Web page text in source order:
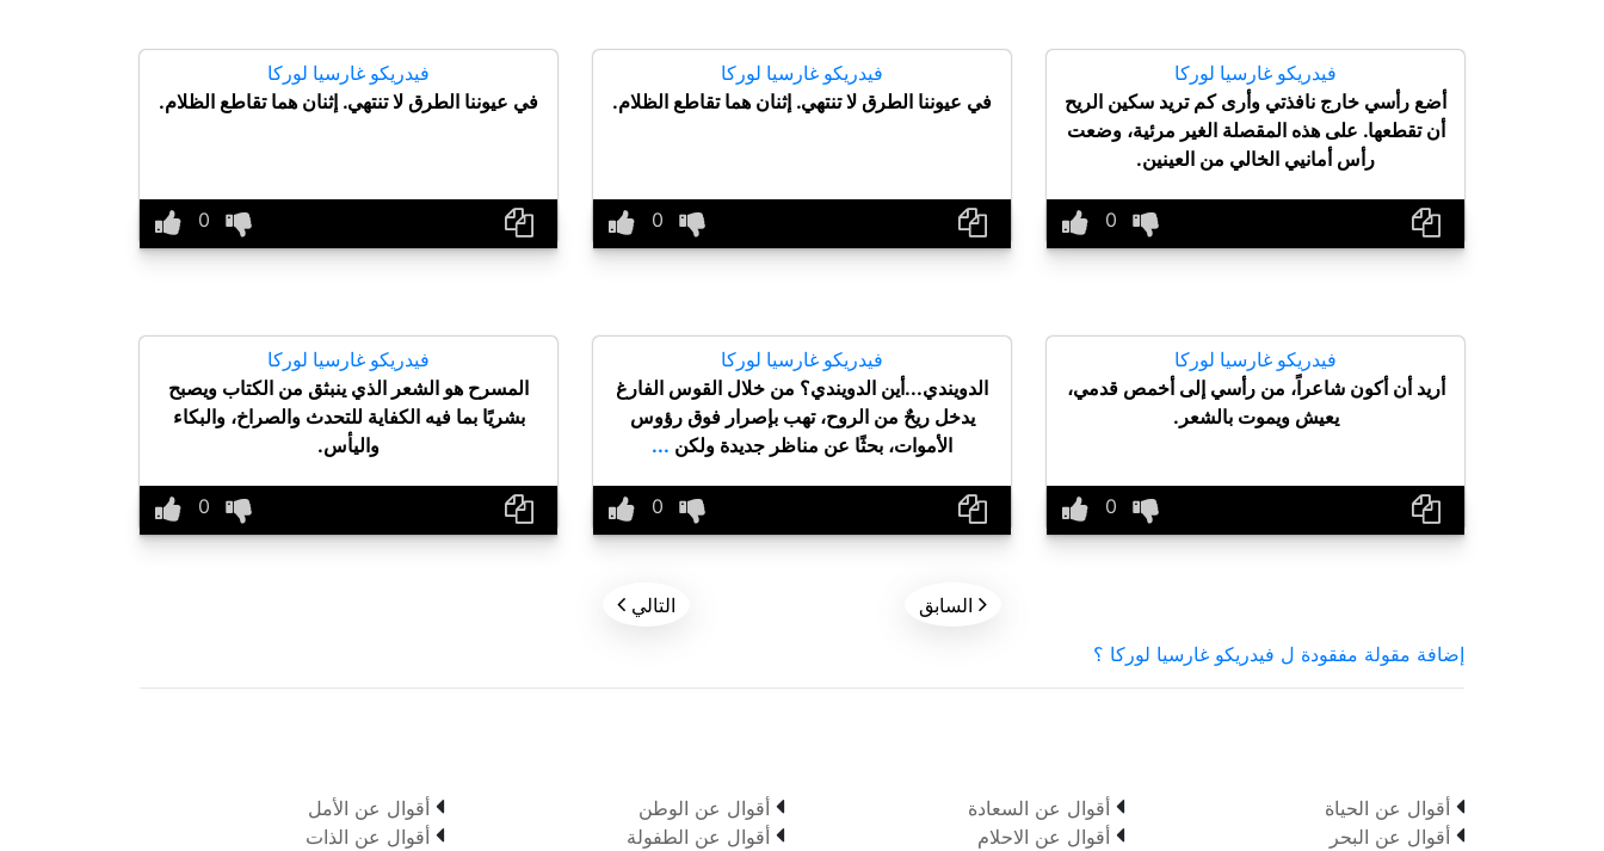
فيدريكو غارسيا لوركا
أضع رأسي خارج نافذتي وأرى كم تريد سكين الريح
أن تقطعها. على هذه المقصلة الغير مرئية، وضعت
رأس أمانيي الخالي من العينين.
فيدريكو غارسيا لوركا
في عيوننا الطرق لا تنتهي. إثنان هما تقاطع الظلام.
فيدريكو غارسيا لوركا
في عيوننا الطرق لا تنتهي. إثنان هما تقاطع الظلام.
فيدريكو غارسيا لوركا
أريد أن أكون شاعراً، من رأسي إلى أخمص قدمي،
يعيش ويموت بالشعر.
فيدريكو غارسيا لوركا
الدويندي...أين الدويندي؟ من خلال القوس الفارغ
يدخل ريحٌ من الروح، تهب بإصرار فوق رؤوس
الأموات، بحثًا عن مناظر جديدة ولكن ...
فيدريكو غارسيا لوركا
المسرح هو الشعر الذي ينبثق من الكتاب ويصبح
بشريًا بما فيه الكفاية للتحدث والصراخ، والبكاء
واليأس.
 السابق التالي
إضافة مقولة مفقودة ل فيدريكو غارسيا لوركا ؟
 أقوال عن الحياة
 أقوال عن البحر
 أقوال عن السعادة
 أقوال عن الاحلام
 أقوال عن الوطن
 أقوال عن الطفولة
 أقوال عن الأمل
 أقوال عن الذات